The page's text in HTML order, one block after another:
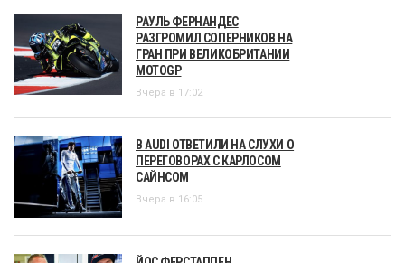
РАУЛЬ ФЕРНАНДЕС
РАЗГРОМИЛ СОПЕРНИКОВ НА
ГРАН ПРИ ВЕЛИКОБРИТАНИИ
MOTOGP
Вчера в 17:02
В AUDI ОТВЕТИЛИ НА СЛУХИ О
ПЕРЕГОВОРАХ С КАРЛОСОМ
САЙНСОМ
Вчера в 16:05